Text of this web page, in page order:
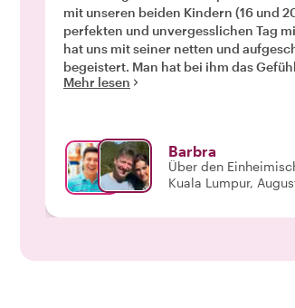
mit unseren beiden Kindern (16 und
perfekten und unvergesslichen Tag
hat uns mit seiner netten und
begeistert. Man hat bei ihm das
nicht nur ein Job ist, sondern dass er
Brendon nicht) - wir sagen, doch gibt
Dank!"
Mehr lesen
Barbra
Über den
Kuala Lumpur,